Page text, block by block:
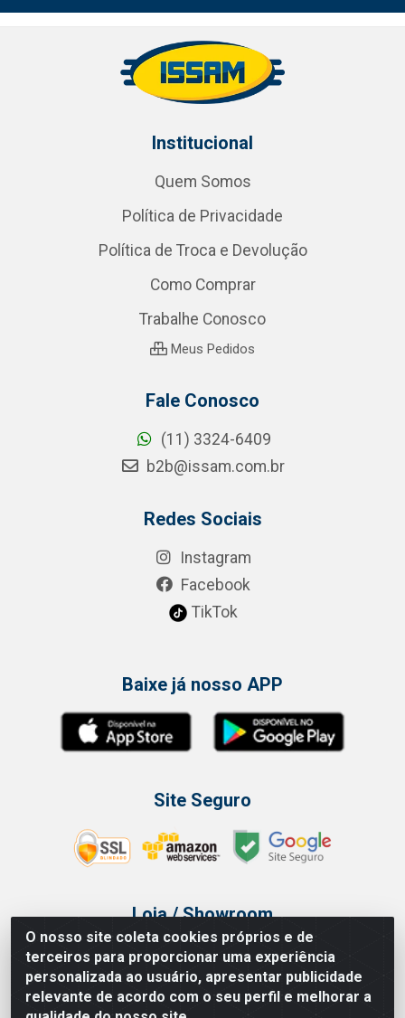
O nosso site coleta cookies próprios e de
terceiros para proporcionar uma experiência
personalizada ao usuário, apresentar publicidade
relevante de acordo com o seu perfil e melhorar a
Institucional
Quem Somos
Política de Privacidade
Política de Troca e Devolução
Como Comprar
Trabalhe Conosco
Meus Pedidos
Fale Conosco
(11) 3324-6409
b2b@issam.com.br
Redes Sociais
Instagram
Facebook
TikTok
Baixe já nosso APP
Site Seguro
Loja / Showroom
Tel.: (11) 3314 6400
Av Vautier, 468 - Pari - São Paulo/SP